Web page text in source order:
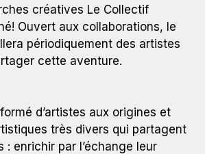
créatives Le Collectif
Ouvert aux collaborations, le
périodiquement des artistes
cette aventure.
d’artistes aux origines et
très divers qui partagent
: enrichir par l’échange leur